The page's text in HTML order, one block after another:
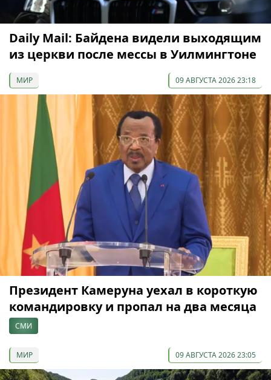
Daily Mail: Байдена видели выходящим
из церкви после мессы в Уилмингтоне
МИР 09 АВГУСТА 2026 23:18
Президент Камеруна уехал в короткую
командировку и пропал на два месяца
СМИ
МИР 09 АВГУСТА 2026 23:05